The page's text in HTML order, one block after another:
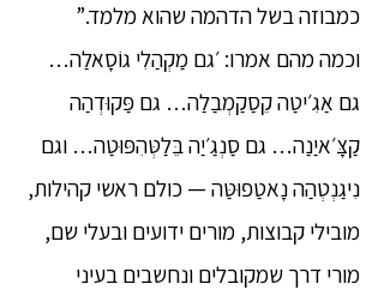
כמבוזה בשל הדהמה שהוא מלמד.”
וכמה מהם אמרו: ׳גם מַקְהַלִי גוֹסָאלַה…
גם אַגִ׳יטַה קֵסַקַמְבַלַה… גם פַּקוּדְהַה
קַצָּ׳איַנַה… גם סַנְגַ׳יַה בֵּלַטְּהִפּוּטַה… וגם
נִיגַנְטְהַה נָאטַפוּטַּה — כולם ראשי קהילות,
מובילי קבוצות, מורים ידועים ובעלי שם,
מורי דרך שמקובלים ונחשבים בעיני